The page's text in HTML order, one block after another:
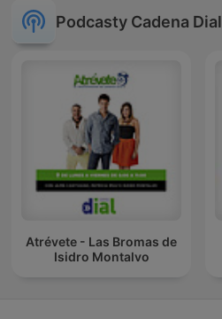
Podcasty Cadena Dial
Atrévete - Las Bromas de
Isidro Montalvo